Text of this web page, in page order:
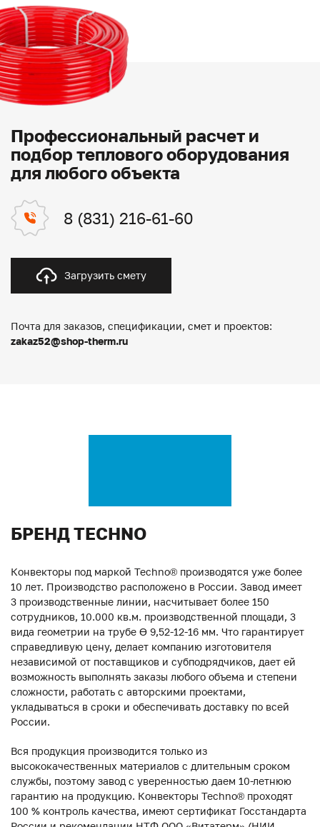
Профессиональный расчет и
подбор теплового оборудования
для любого объекта
8 (831) 216-61-60
Загрузить смету
Почта для заказов, спецификации, смет и проектов:
zakaz52@shop-therm.ru
БРЕНД TECHNO
Конвекторы под маркой Techno® производятся уже более
10 лет. Производство расположено в России. Завод имеет
3 производственные линии, насчитывает более 150
сотрудников, 10.000 кв.м. производственной площади, 3
вида геометрии на трубе ϴ 9,52-12-16 мм. Что гарантирует
справедливую цену, делает компанию изготовителя
независимой от поставщиков и субподрядчиков, дает ей
возможность выполнять заказы любого объема и степени
сложности, работать с авторскими проектами,
укладываться в сроки и обеспечивать доставку по всей
России.
Вся продукция производится только из
высококачественных материалов с длительным сроком
службы, поэтому завод с уверенностью даем 10-летнюю
гарантию на продукцию. Конвекторы Techno® проходят
100 % контроль качества, имеют сертификат Госстандарта